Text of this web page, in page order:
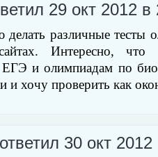
29 окт 2012 в
различные тесты
Интересно, что
ЕГЭ и олимпиадам по
и хочу проверить как
30 окт 2012